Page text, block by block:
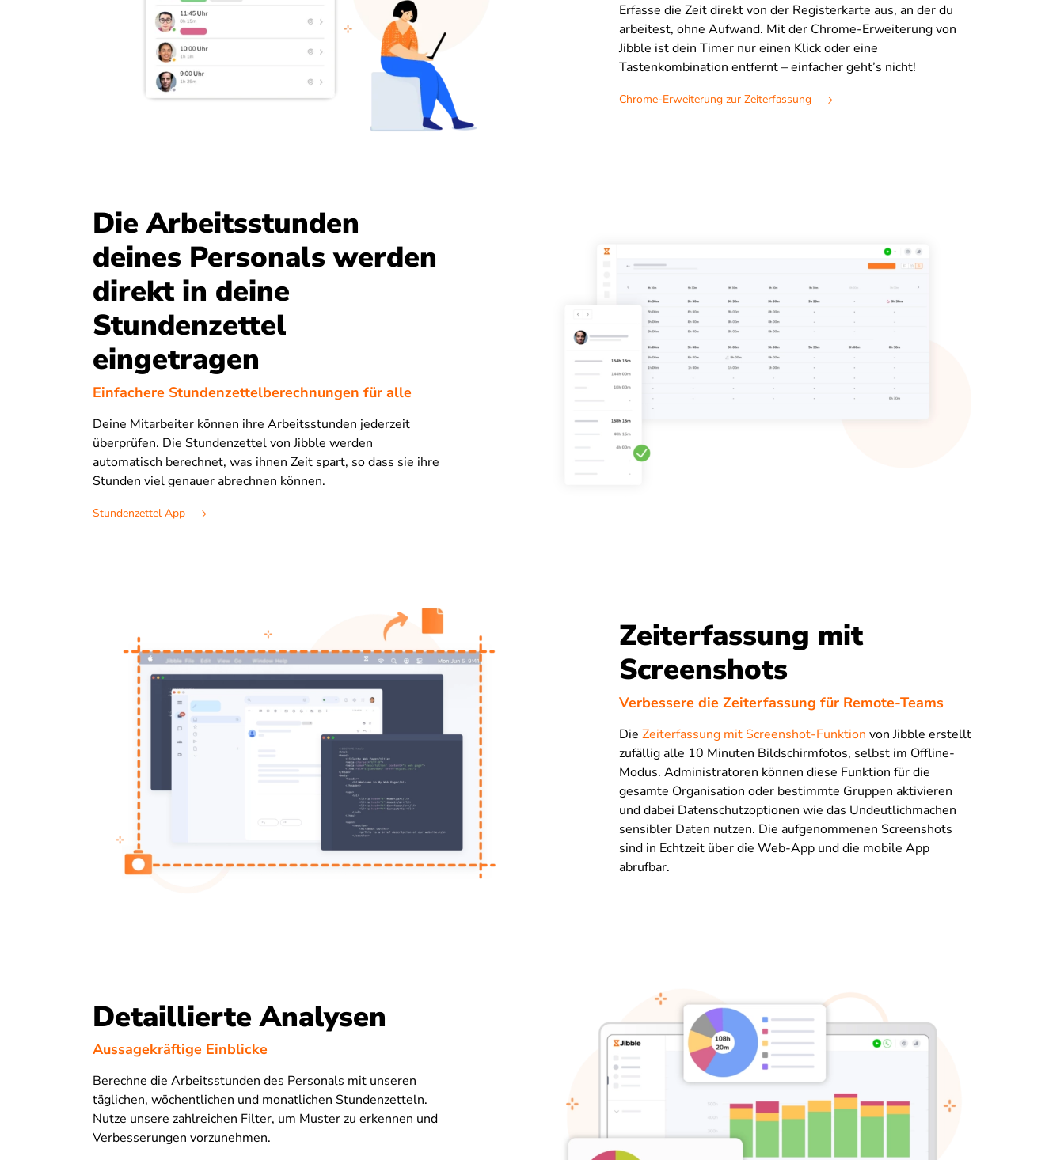
Erfasse die Zeit direkt von der Registerkarte aus, an der du
arbeitest, ohne Aufwand. Mit der Chrome-Erweiterung von
Jibble ist dein Timer nur einen Klick oder eine
Tastenkombination entfernt – einfacher geht’s nicht!
Chrome-Erweiterung zur Zeiterfassung
Die Arbeitsstunden
deines Personals werden
direkt in deine
Stundenzettel
eingetragen
Einfachere Stundenzettelberechnungen für alle
Deine Mitarbeiter können ihre Arbeitsstunden jederzeit
überprüfen. Die Stundenzettel von Jibble werden
automatisch berechnet, was ihnen Zeit spart, so dass sie ihre
Stunden viel genauer abrechnen können.
Stundenzettel App
Zeiterfassung mit
Screenshots
Verbessere die Zeiterfassung für Remote-Teams
Die Zeiterfassung mit Screenshot-Funktion von Jibble erstellt
zufällig alle 10 Minuten Bildschirmfotos, selbst im Offline-
Modus. Administratoren können diese Funktion für die
gesamte Organisation oder bestimmte Gruppen aktivieren
und dabei Datenschutzoptionen wie das Undeutlichmachen
sensibler Daten nutzen. Die aufgenommenen Screenshots
sind in Echtzeit über die Web-App und die mobile App
abrufbar.
Detaillierte Analysen
Aussagekräftige Einblicke
Berechne die Arbeitsstunden des Personals mit unseren
täglichen, wöchentlichen und monatlichen Stundenzetteln.
Nutze unsere zahlreichen Filter, um Muster zu erkennen und
Verbesserungen vorzunehmen.